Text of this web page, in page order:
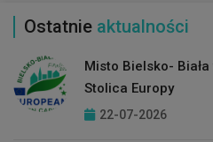
Ostatnie aktualności
Misto Bielsko-
Stolica Europy
22-07-2026